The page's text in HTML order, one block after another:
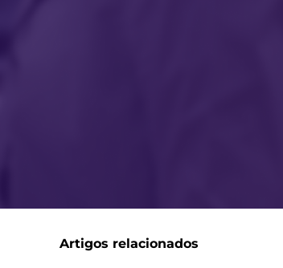
Artigos relacionados